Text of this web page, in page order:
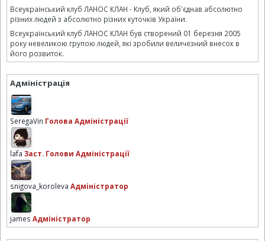
Всеукраїнський клуб ЛАНОС КЛАН - Клуб, який об'єднав абсолютно
різних людей з абсолютно різних куточків України.
Всеукраїнський клуб ЛАНОС КЛАН був створений 01 березня 2005
року невеликою групою людей, які зробили величезний внесок в
його розвиток.
Адміністрація
SeregaVin Голова Адміністрації
lafa Заст. Голови Адміністрації
snigova_koroleva Адміністратор
james Адміністратор